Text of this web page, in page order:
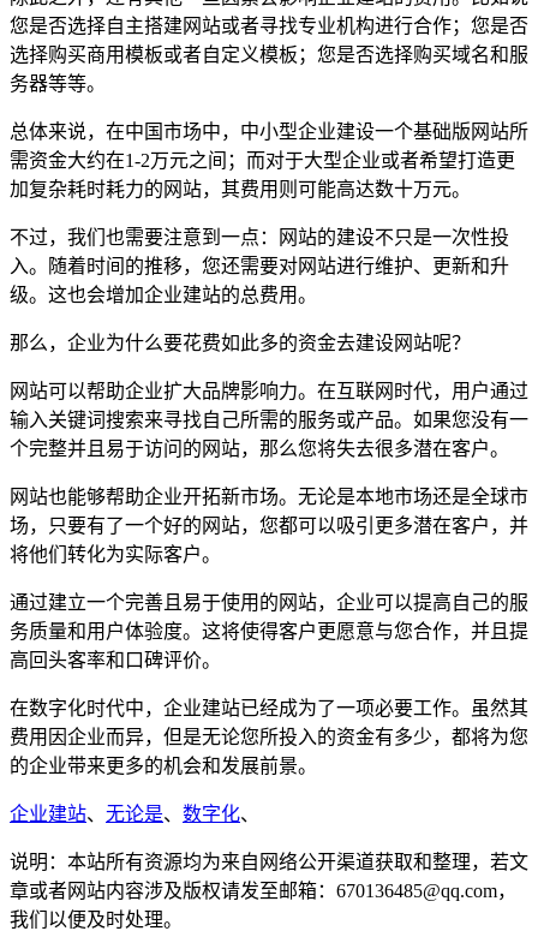
您是否选择自主搭建网站或者寻找专业机构进行合作；您是否
选择购买商用模板或者自定义模板；您是否选择购买域名和服
务器等等。
总体来说，在中国市场中，中小型企业建设一个基础版网站所
需资金大约在1-2万元之间；而对于大型企业或者希望打造更
加复杂耗时耗力的网站，其费用则可能高达数十万元。
不过，我们也需要注意到一点：网站的建设不只是一次性投
入。随着时间的推移，您还需要对网站进行维护、更新和升
级。这也会增加企业建站的总费用。
那么，企业为什么要花费如此多的资金去建设网站呢？
网站可以帮助企业扩大品牌影响力。在互联网时代，用户通过
输入关键词搜索来寻找自己所需的服务或产品。如果您没有一
个完整并且易于访问的网站，那么您将失去很多潜在客户。
网站也能够帮助企业开拓新市场。无论是本地市场还是全球市
场，只要有了一个好的网站，您都可以吸引更多潜在客户，并
将他们转化为实际客户。
通过建立一个完善且易于使用的网站，企业可以提高自己的服
务质量和用户体验度。这将使得客户更愿意与您合作，并且提
高回头客率和口碑评价。
在数字化时代中，企业建站已经成为了一项必要工作。虽然其
费用因企业而异，但是无论您所投入的资金有多少，都将为您
的企业带来更多的机会和发展前景。
企业建站、 无论是、 数字化、
说明：本站所有资源均为来自网络公开渠道获取和整理，若文
章或者网站内容涉及版权请发至邮箱：670136485@qq.com，
我们以便及时处理。